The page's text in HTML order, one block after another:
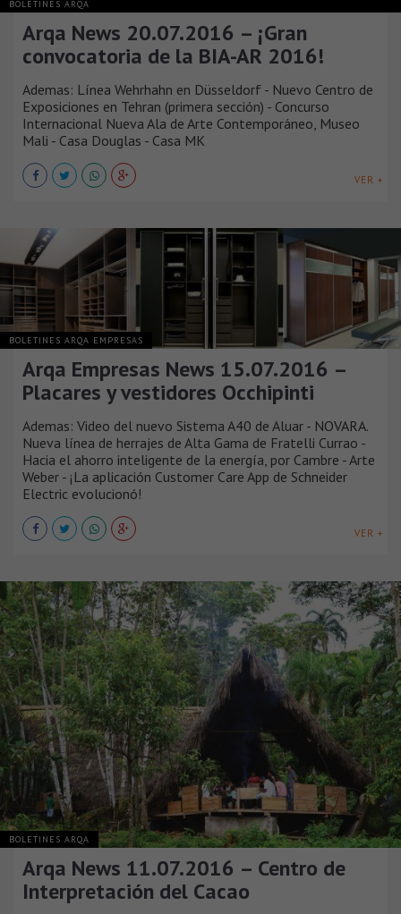
BOLETINES ARQA
Arqa News 20.07.2016 – ¡Gran
convocatoria de la BIA-AR 2016!
Ademas: Línea Wehrhahn en Düsseldorf - Nuevo Centro de
Exposiciones en Tehran (primera sección) - Concurso
Internacional Nueva Ala de Arte Contemporáneo, Museo
Mali - Casa Douglas - Casa MK
VER +
BOLETINES ARQA EMPRESAS
Arqa Empresas News 15.07.2016 –
Placares y vestidores Occhipinti
Ademas: Video del nuevo Sistema A40 de Aluar - NOVARA.
Nueva línea de herrajes de Alta Gama de Fratelli Currao -
Hacia el ahorro inteligente de la energía, por Cambre - Arte
Weber - ¡La aplicación Customer Care App de Schneider
Electric evolucionó!
VER +
BOLETINES ARQA
Arqa News 11.07.2016 – Centro de
Interpretación del Cacao